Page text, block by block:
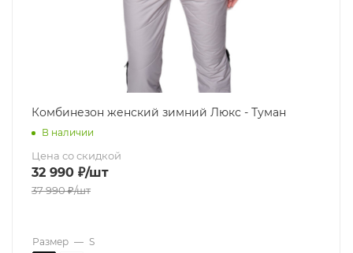
Комбинезон женский зимний Люкс - Туман
В наличии
Цена со скидкой
32 990 ₽/шт
37 990₽/шт
Размер — S